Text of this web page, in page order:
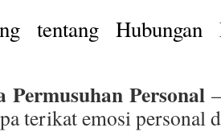
tentang
Personal–
terikat emosi personal